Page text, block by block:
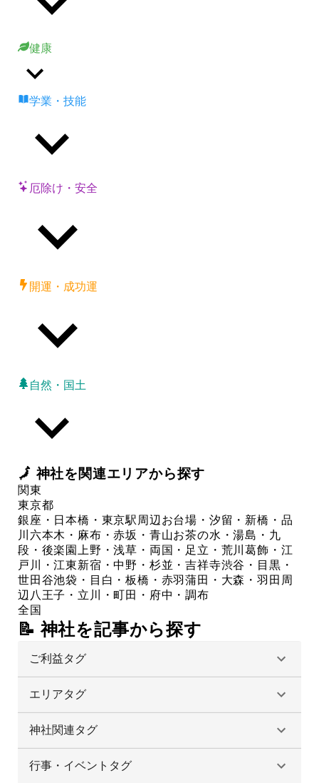
健康
学業・技能
厄除け・安全
開運・成功運
自然・国土
🗾神社を関連エリアから探す
関東
東京都
銀座・日本橋・東京駅周辺 お台場・汐留・新橋・品
川 六本木・麻布・赤坂・青山お茶の水・湯島・九
段・後楽園 上野・浅草・両国・足立・荒川葛飾・江
戸川・江東新宿・中野・杉並・吉祥寺渋谷・目黒・
世田谷池袋・目白・板橋・赤羽蒲田・大森・羽田周
辺 八王子・立川・町田・府中・調布
全国
📝 神社を記事から探す
ご利益タグ
エリアタグ
神社関連タグ
行事・イベントタグ